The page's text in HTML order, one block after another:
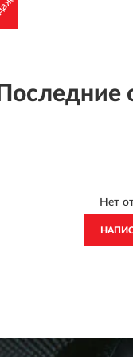
Последние
Нет